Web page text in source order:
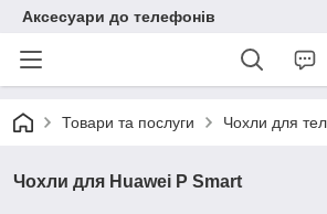
Аксесуари до телефонів
Товари та послуги Чохли для
Чохли для Huawei P Smart